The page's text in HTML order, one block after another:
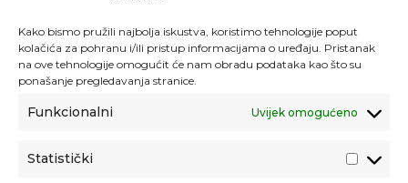
Kako bismo pružili najbolja iskustva, koristimo tehnologije poput
kolačića za pohranu i/ili pristup informacijama o uređaju. Pristanak
na ove tehnologije omogućit će nam obradu podataka kao što su
ponašanje pregledavanja stranice.
Funkcionalni Uvijek omogućeno
Statistički